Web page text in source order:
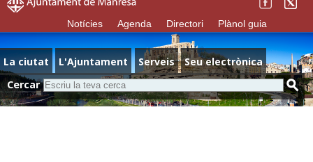
Notícies Agenda Directori Plànol guia
La ciutat L'Ajuntament Serveis
Seu electrònica
Cercar